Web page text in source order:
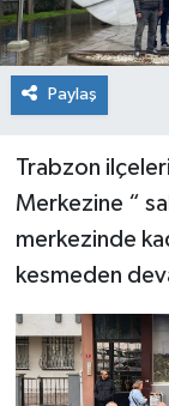
Paylaş
Trabzon
Merkezine “
merkezinde
kesmeden